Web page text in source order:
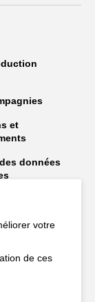
et
données
votre
de ces